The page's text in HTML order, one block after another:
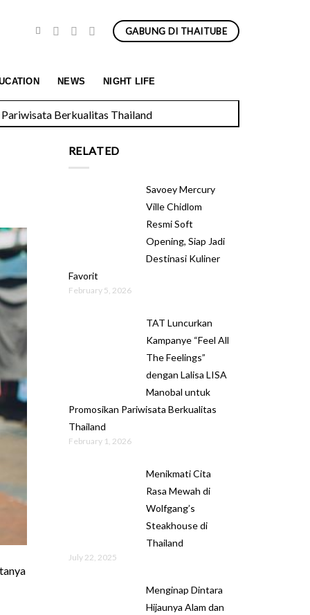
GABUNG DI THAITUBE
NEWS NIGHT LIFE
RELATED
Savoey Mercury
Ville Chidlom
Resmi Soft
Opening, Siap Jadi
Destinasi Kuliner
Favorit
February 5, 2026
TAT Luncurkan
Kampanye “Feel All
The Feelings”
dengan Lalisa LISA
Manobal untuk
Promosikan Pariwisata Berkualitas
Thailand
February 1, 2026
Menikmati Cita
Rasa Mewah di
Wolfgang’s
Steakhouse di
Thailand
July 22, 2025
Menginap Dintara
Hijaunya Alam dan